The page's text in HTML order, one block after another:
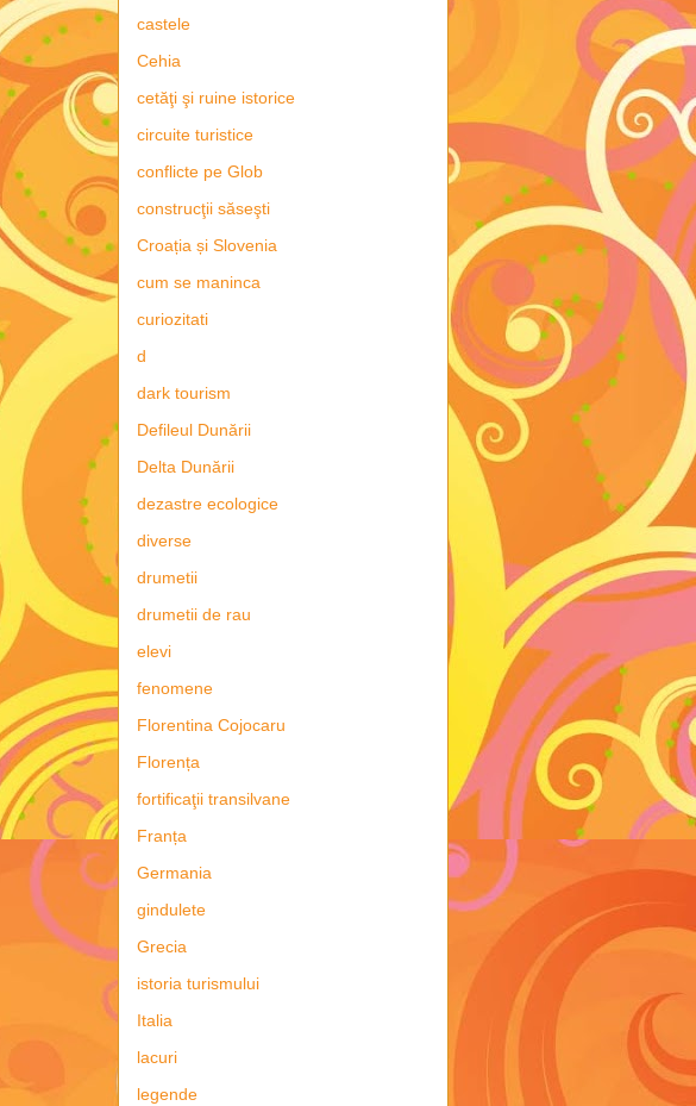
castele
Cehia
cetăţi şi ruine istorice
circuite turistice
conflicte pe Glob
construcţii săseşti
Croația și Slovenia
cum se maninca
curiozitati
d
dark tourism
Defileul Dunării
Delta Dunării
dezastre ecologice
diverse
drumetii
drumetii de rau
elevi
fenomene
Florentina Cojocaru
Florența
fortificaţii transilvane
Franța
Germania
gindulete
Grecia
istoria turismului
Italia
lacuri
legende